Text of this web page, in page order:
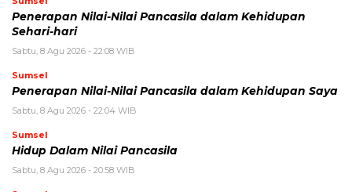
Penerapan Nilai-Nilai Pancasila dalam Kehidupan
Sehari-hari
Sabtu, 8 Agu 2026 - 22:08 WIB
Sumsel
Penerapan Nilai-Nilai Pancasila dalam Kehidupan Saya
Sabtu, 8 Agu 2026 - 22:04 WIB
Sumsel
Hidup Dalam Nilai Pancasila
Sabtu, 8 Agu 2026 - 20:58 WIB